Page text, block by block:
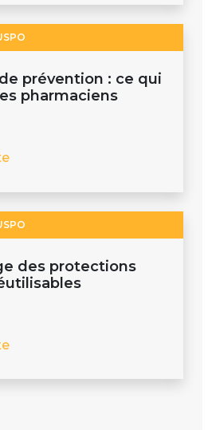
prévention : ce qui
pharmaciens
des protections